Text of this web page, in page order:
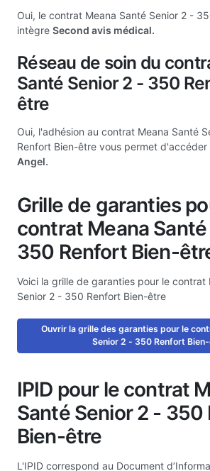
Oui, le contrat Meana Santé Senior 2 -
intègre Second avis médical.
Réseau de soin du
Santé Senior 2 - 350
être
Oui, l'adhésion au contrat Meana Santé
Renfort Bien-être vous permet d'accéder
Angel.
Grille de garanties
contrat Meana
350 Renfort Bien-
Voici la grille de garanties pour le contrat
Senior 2 - 350 Renfort Bien-être
Ouvrir la grille des garanties pour le
Senior 2 - 350 Renfort
IPID pour le contrat
Santé Senior 2 - 350
Bien-être
L'IPID correspond au Document